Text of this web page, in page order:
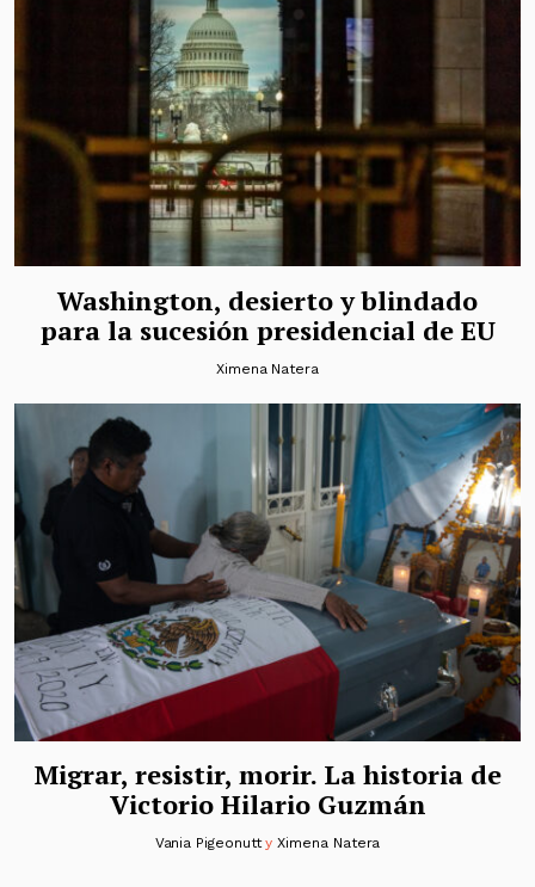
Washington, desierto y blindado
para la sucesión presidencial de EU
Ximena Natera
Migrar, resistir, morir. La historia de
Victorio Hilario Guzmán
Vania PigeonuttyXimena Natera